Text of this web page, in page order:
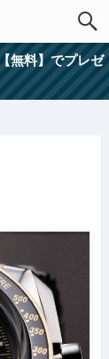
無料】でプレゼ